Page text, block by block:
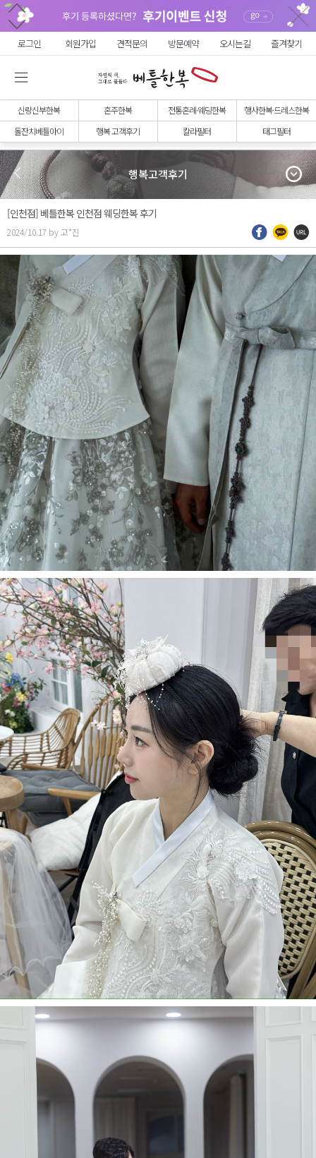
로그인 회원가입 견적문의 방문예약 오시는길 즐겨찾기
신랑신부한복 혼주한복 전통혼례·웨딩한복
행사한복·드레스한복
돌잔치베틀아이
행복 고객후기 칼라필터 태그필터
행복고객후기
[인천점] 베틀한복 인천점 웨딩한복 후기
2024/10.17 by 고*진